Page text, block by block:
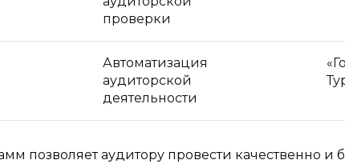
проверки
Автоматизация
аудиторской
деятельности
позволяет аудитору провести качественно и